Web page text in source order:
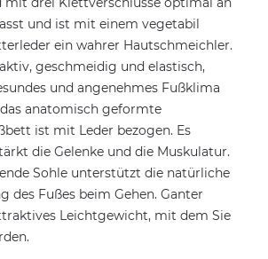
und ist mit einem vegetabil
ein wahrer Hautschmeichler.
geschmeidig und elastisch,
und angenehmes Fußklima
anatomisch geformte
ist mit Leder bezogen. Es
die Gelenke und die Muskulatur.
Sohle unterstützt die natürliche
des Fußes beim Gehen. Ganter
Leichtgewicht, mit dem Sie